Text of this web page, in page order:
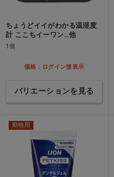
ちょうどイイがわかる温湿度
計 ここちイーワン…他
1個
価格：ログイン後表示
バリエーションを見る
動物用